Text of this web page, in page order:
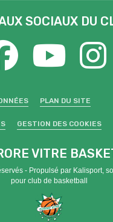
SOCIAUX DU
PLAN DU SITE
GESTION DES COOKIES
VITRE
- Propulsé par Kalisport,
pour club de basketball